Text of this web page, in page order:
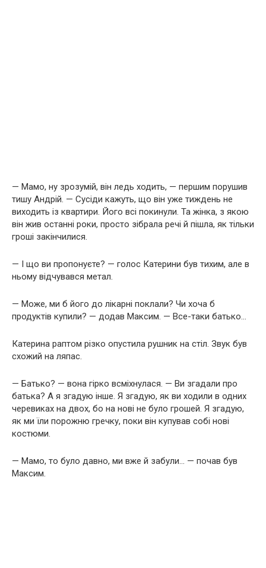
— Мамо, ну зрозумій, він ледь ходить, — першим порушив
тишу Андрій. — Сусіди кажуть, що він уже тиждень не
виходить із квартири. Його всі покинули. Та жінка, з якою
він жив останні роки, просто зібрала речі й пішла, як тільки
гроші закінчилися.
— І що ви пропонуєте? — голос Катерини був тихим, але в
ньому відчувався метал.
— Може, ми б його до лікарні поклали? Чи хоча б
продуктів купили? — додав Максим. — Все-таки батько…
Катерина раптом різко опустила рушник на стіл. Звук був
схожий на ляпас.
— Батько? — вона гірко всміхнулася. — Ви згадали про
батька? А я згадую інше. Я згадую, як ви ходили в одних
черевиках на двох, бо на нові не було грошей. Я згадую,
як ми їли порожню гречку, поки він купував собі нові
костюми.
— Мамо, то було давно, ми вже й забули… — почав був
Максим.